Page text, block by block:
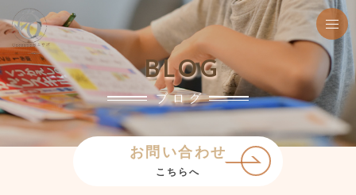
BLOG
ブログ
お問い合わせ
こちらへ